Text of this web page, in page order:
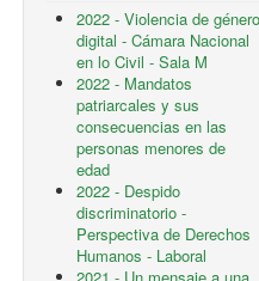
2022 - Violencia de género
digital - Cámara Nacional
en lo Civil - Sala M
2022 - Mandatos
patriarcales y sus
consecuencias en las
personas menores de
edad
2022 - Despido
discriminatorio -
Perspectiva de Derechos
Humanos - Laboral